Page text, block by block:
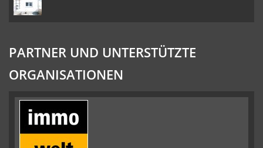
PARTNER UND UNTERSTÜTZTE
ORGANISATIONEN